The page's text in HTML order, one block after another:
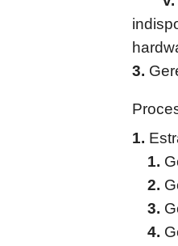
3.
1.
1.
2.
3.
4.